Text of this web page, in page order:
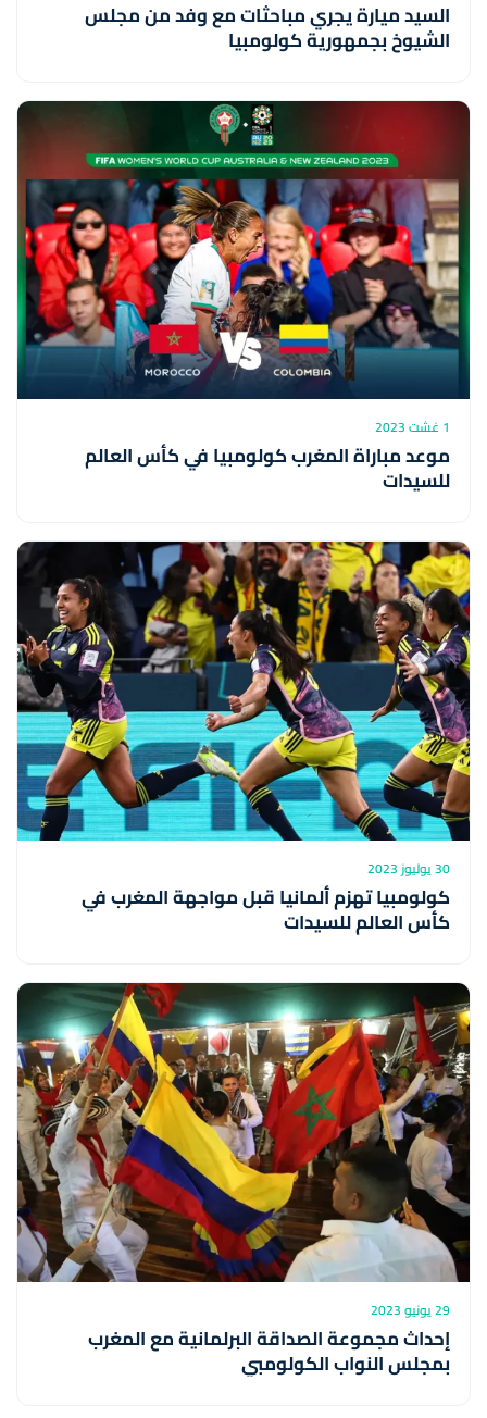
السيد ميارة يجري مباحثات مع وفد من مجلس
الشيوخ بجمهورية كولومبيا
1 غشت 2023
موعد مباراة المغرب كولومبيا في كأس العالم
للسيدات
30 يوليوز 2023
كولومبيا تهزم ألمانيا قبل مواجهة المغرب في
كأس العالم للسيدات
29 يونيو 2023
إحداث مجموعة الصداقة البرلمانية مع المغرب
بمجلس النواب الكولومبي